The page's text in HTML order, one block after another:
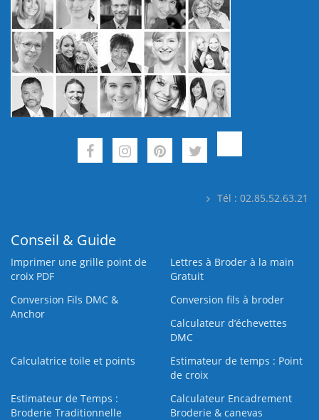
Tél : 02.85.52.63.21
Conseil & Guide
Imprimer une grille point de
croix PDF
Lettres à Broder à la main
Gratuit
Conversion Fils DMC &
Anchor
Conversion fils à broder
Calculateur d’échevettes
DMC
Calculatrice toile et points
Estimateur de temps : Point
de croix
Estimateur de Temps :
Broderie Traditionnelle
Calculateur Encadrement
Broderie & canevas